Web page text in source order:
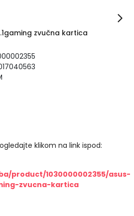
zvučna kartica
klikom na link ispod:
product/1030000002355/asus-
zvucna-kartica